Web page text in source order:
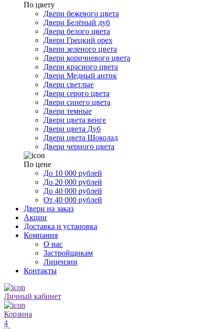
По цвету
Двери бежевого цвета
Двери Белёный дуб
Двери белого цвета
Двери Грецкий орех
Двери зеленого цвета
Двери коричневого цвета
Двери красного цвета
Двери Медный антик
Двери светлые
Двери серого цвета
Двери синего цвета
Двери темные
Двери цвета венге
Двери цвета Дуб
Двери цвета Шоколад
Двери черного цвета
По цене
До 10 000 рублей
До 20 000 рублей
До 40 000 рублей
От 40 000 рублей
Двери на заказ
Акции
Доставка и установка
Компания
О нас
Застройщикам
Лицензии
Контакты
Личный кабинет
Корзина
4